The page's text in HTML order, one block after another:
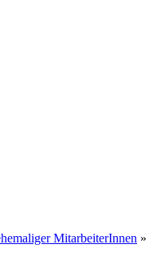
MitarbeiterInnen »